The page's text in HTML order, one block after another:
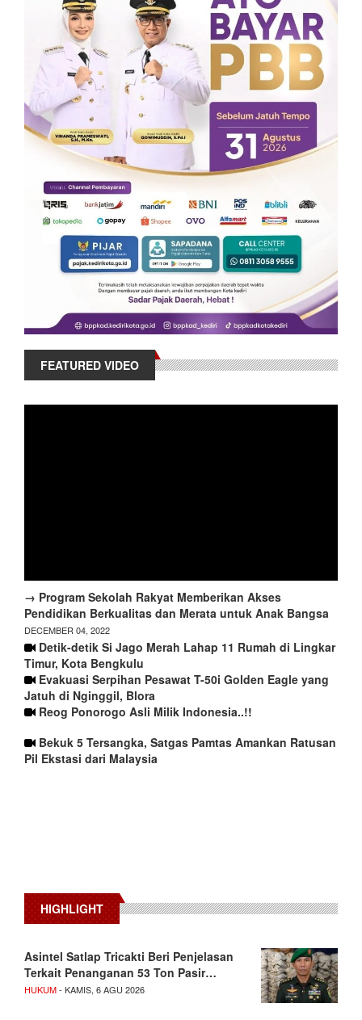
FEATURED VIDEO
→ Program Sekolah Rakyat Memberikan Akses
Pendidikan Berkualitas dan Merata untuk Anak Bangsa
DECEMBER 04, 2022
Detik-detik Si Jago Merah Lahap 11 Rumah di Lingkar
Timur, Kota Bengkulu
Evakuasi Serpihan Pesawat T-50i Golden Eagle yang
Jatuh di Nginggil, Blora
Reog Ponorogo Asli Milik Indonesia..!!
Bekuk 5 Tersangka, Satgas Pamtas Amankan Ratusan
Pil Ekstasi dari Malaysia
HIGHLIGHT
Asintel Satlap Tricakti Beri Penjelasan
Terkait Penanganan 53 Ton Pasir…
HUKUM- KAMIS, 6 AGU 2026